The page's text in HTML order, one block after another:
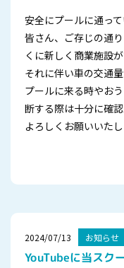
安全にプールに通っ
皆さん、ご存じの通
くに新しく商業施設が
それに伴い車の交通
プールに来る時やお
断する際は十分に確認
よろしくお願いいたし
2024/07/13 お知らせ
YouTubeに当スク